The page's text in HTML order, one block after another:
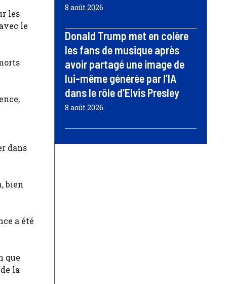
les
le
dans
bien
a été
que
la
8 août 2026
Donald Trump met en colère
les fans de musique après
avoir partagé une image de
lui-même générée par l’IA
dans le rôle d’Elvis Presley
8 août 2026